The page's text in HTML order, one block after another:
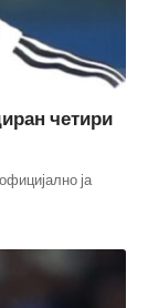
четири
ја